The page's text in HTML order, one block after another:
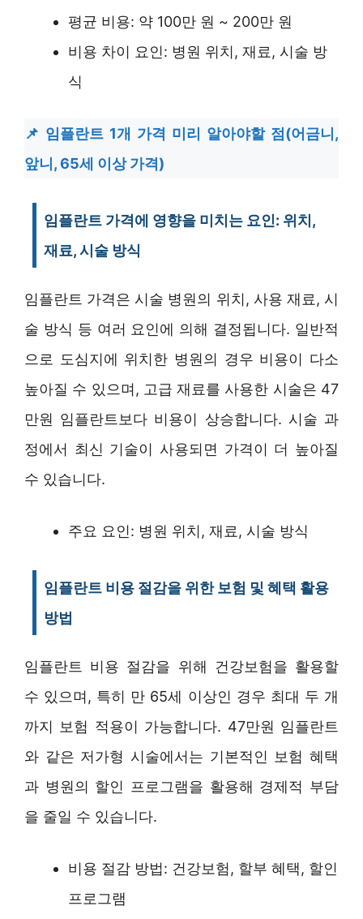
평균 비용: 약 100만 원 ~ 200만 원
비용 차이 요인: 병원 위치, 재료, 시술 방
식
임플란트 1개 가격 미리 알아야할 점(어금니,
앞니, 65세 이상 가격)
임플란트 가격에 영향을 미치는 요인: 위치,
재료, 시술 방식
임플란트 가격은 시술 병원의 위치, 사용 재료, 시
술 방식 등 여러 요인에 의해 결정됩니다. 일반적
으로 도심지에 위치한 병원의 경우 비용이 다소
높아질 수 있으며, 고급 재료를 사용한 시술은 47
만원 임플란트보다 비용이 상승합니다. 시술 과
정에서 최신 기술이 사용되면 가격이 더 높아질
수 있습니다.
주요 요인: 병원 위치, 재료, 시술 방식
임플란트 비용 절감을 위한 보험 및 혜택 활용
방법
임플란트 비용 절감을 위해 건강보험을 활용할
수 있으며, 특히 만 65세 이상인 경우 최대 두 개
까지 보험 적용이 가능합니다. 47만원 임플란트
와 같은 저가형 시술에서는 기본적인 보험 혜택
과 병원의 할인 프로그램을 활용해 경제적 부담
을 줄일 수 있습니다.
비용 절감 방법: 건강보험, 할부 혜택, 할인
프로그램